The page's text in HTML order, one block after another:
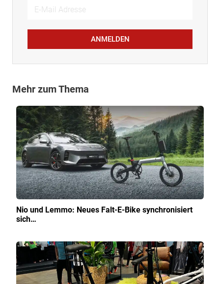
ANMELDEN
Mehr zum Thema
Nio und Lemmo: Neues Falt-E-Bike synchronisiert
sich…